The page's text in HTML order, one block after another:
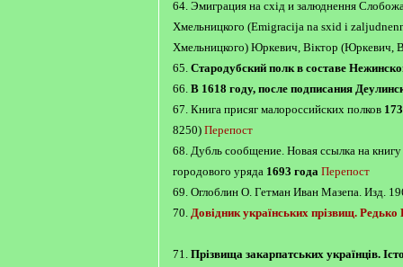
64. Эмиграция на схід и залюднення
Хмельницкого (Emigracija na sxid i
Хмельницкого) Юркевич, Віктор (Юркевич,
65. Стародубский полк в составе
66. В 1618 году, после подписания
67. Книга присяг малороссийских полков
8250) Перепост
68. Дубль сообщение. Новая ссылка на
городового уряда 1693 года Перепост
69. Оглоблин О. Гетман Иван Мазепа. Изд.
70. Довідник українських прізвищ.
71. Прізвища закарпатських українців.